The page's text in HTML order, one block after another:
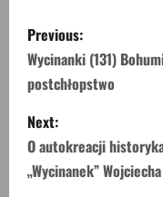
P
o
s
t
n
Previous:
Wycinanki (131)
postchłopstwo
Next:
O autokreacji
„Wycinanek”